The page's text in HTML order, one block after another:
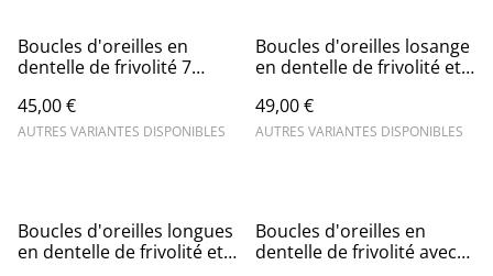
Boucles d'oreilles en
dentelle de frivolité 7
45,00 €
AUTRES VARIANTES DISPONIBLES
Boucles d'oreilles losange
en dentelle de frivolité et
49,00 €
AUTRES VARIANTES DISPONIBLES
Boucles d'oreilles longues
en dentelle de frivolité et
Boucles d'oreilles en
dentelle de frivolité avec